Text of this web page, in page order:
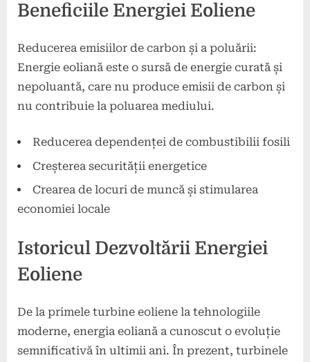
Beneficiile Energiei Eoliene
Reducerea emisiilor de carbon și a poluării:
Energie eoliană este o sursă de energie curată și
nepoluantă, care nu produce emisii de carbon și
nu contribuie la poluarea mediului.
Reducerea dependenței de combustibilii fosili
Creșterea securității energetice
Crearea de locuri de muncă și stimularea
economiei locale
Istoricul Dezvoltării Energiei
Eoliene
De la primele turbine eoliene la tehnologiile
moderne, energia eoliană a cunoscut o evoluție
semnificativă în ultimii ani. În prezent, turbinele